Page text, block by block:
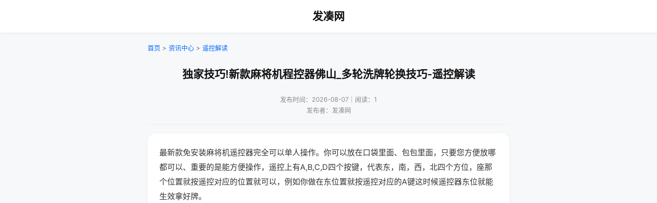
发凑网
首页 > 资讯中心 > 遥控解读
独家技巧!新款麻将机程控器佛山_多轮洗牌轮换技巧-遥控解读
发布时间：2026-08-07｜阅读：1
发布者：发凑网
最新款免安装麻将机遥控器完全可以单人操作。你可以放在口袋里面、包包里面，只要您方便放哪
都可以、重要的是能方便操作，遥控上有A,B,C,D四个按键，代表东，南，西，北四个方位，座那
个位置就按遥控对应的位置就可以，例如你做在东位置就按遥控对应的A键这时候遥控器东位就能
生效拿好牌。